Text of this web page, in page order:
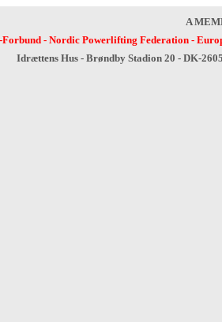
A
- Nordic Powerlifting Federation-
Idrættens Hus - Brøndby Stadion 20 - DK-